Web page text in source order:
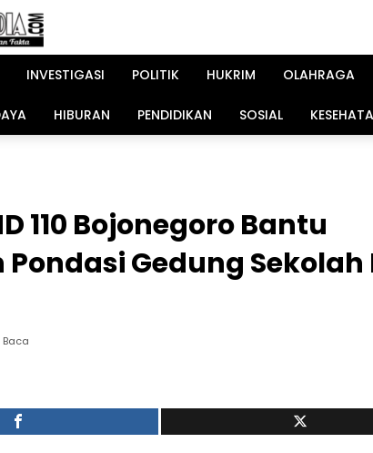
INVESTIGASI POLITIK HUKRIM OLAHRAGA
HIBURAN PENDIDIKAN SOSIAL
110 Bojonegoro Bantu
Gedung Sekolah
Baca